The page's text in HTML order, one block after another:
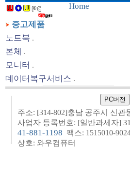
Home
중고제품
노트북 .
본체 .
모니터 .
데이터복구서비스 .
주소: [314-802]충남 공주시 신관
사업자 등록번호: [일반과세자]
41-881-1198 팩스: 1515010-
상호: 와우컴퓨터